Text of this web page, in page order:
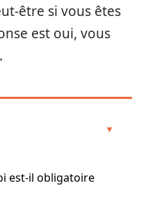
être si vous êtes
est oui, vous
est-il obligatoire